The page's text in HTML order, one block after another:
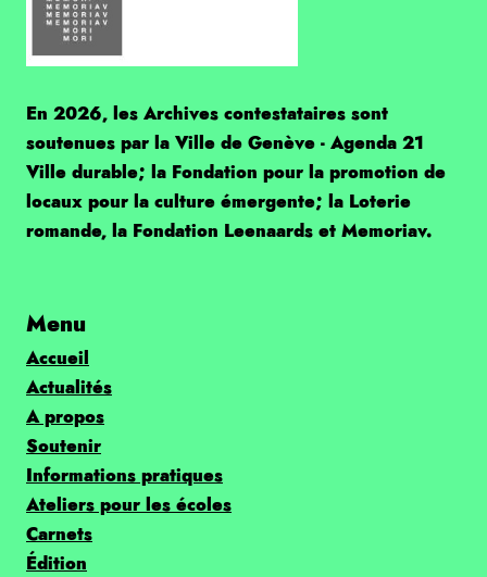
En 2026, les Archives contestataires sont
soutenues par la Ville de Genève - Agenda 21
Ville durable; la Fondation pour la promotion de
locaux pour la culture émergente; la Loterie
romande, la Fondation Leenaards et Memoriav.
Menu
Accueil
Actualités
A propos
Soutenir
Informations pratiques
Ateliers pour les écoles
Carnets
Édition